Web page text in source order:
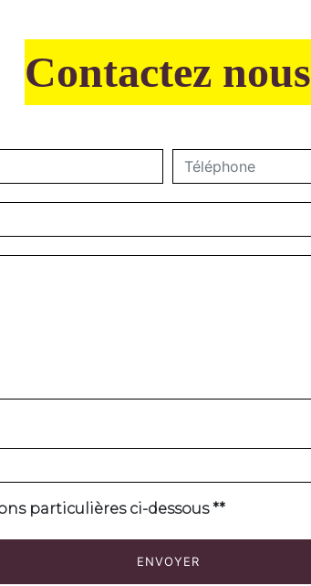
Contactez nous
particulières ci-dessous **
ENVOYER